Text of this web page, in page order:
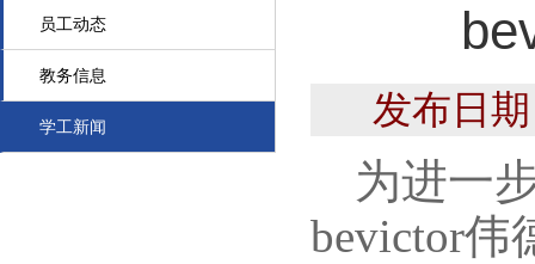
员工动态
教务信息
学工新闻 发布日
为进一
bevictor伟